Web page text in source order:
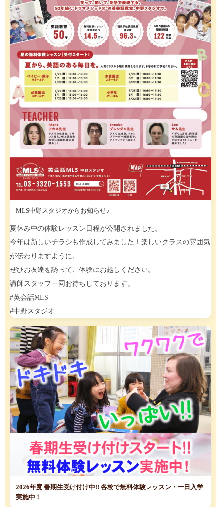
MLS中野スタジオからお知らせ♪
夏休み中の体験レッスン日程が公開されました。
今年は新しいチラシも作成してみました！楽しいクラスの雰囲気
が伝わりますように。
ぜひお友達を誘って、体験にお越しください。
講師スタッフ一同お待ちしております。
#英会話MLS
#中野スタジオ
2026年度 春期生受け付け中!! 各校で無料体験レッスン・一日入学
実施中！